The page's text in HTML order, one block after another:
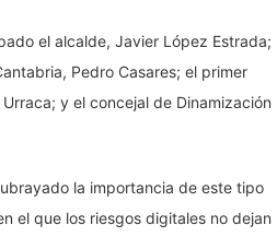
el alcalde, Javier López Estrada;
Pedro Casares; el primer
y el concejal de Dinamización
la importancia de este tipo
el que los riesgos digitales no dejan